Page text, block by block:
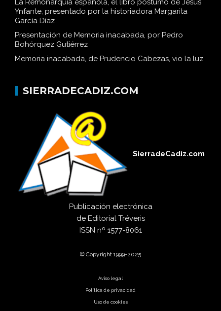
Ynfante, presentado por la historiadora Margarita
García Díaz
Presentación de Memoria inacabada, por Pedro
Bohórquez Gutiérrez
Memoria inacabada, de Prudencio Cabezas, vio la luz
SIERRADECADIZ.COM
SierradeCadiz.com
Publicación electrónica
de Editorial Tréveris
ISSN nº 1577-8061
© Copyright 1999-2025
Aviso legal
Política de privacidad
Uso de cookies